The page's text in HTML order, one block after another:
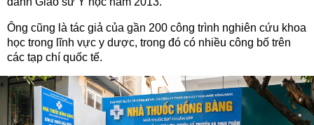
Ông cũng là tác giả của gần 200 công trình nghiên cứu khoa
học trong lĩnh vực y dược, trong đó có nhiều công bố trên
các tạp chí quốc tế.